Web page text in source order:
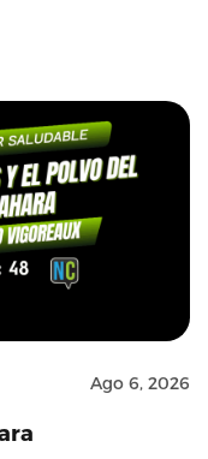
Ago 6, 2026